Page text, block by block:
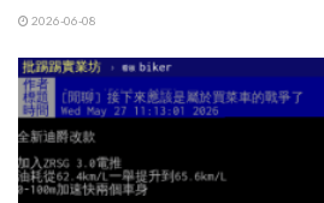
2026-06-08